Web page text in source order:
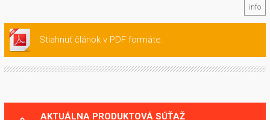
info
Stiahnuť článok v PDF formáte.
AKTUÁLNA PRODUKTOVÁ SÚŤAŽ